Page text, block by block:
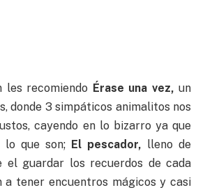
les recomiendo Érase una vez, un
donde 3 simpáticos animalitos nos
cayendo en lo bizarro ya que
que son; El pescador, lleno de
el guardar los recuerdos de cada
a tener encuentros mágicos y casi